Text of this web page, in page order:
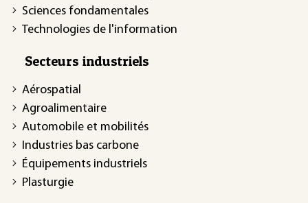
Sciences fondamentales
Technologies de l'information
Secteurs industriels
Aérospatial
Agroalimentaire
Automobile et mobilités
Industries bas carbone
Équipements industriels
Plasturgie